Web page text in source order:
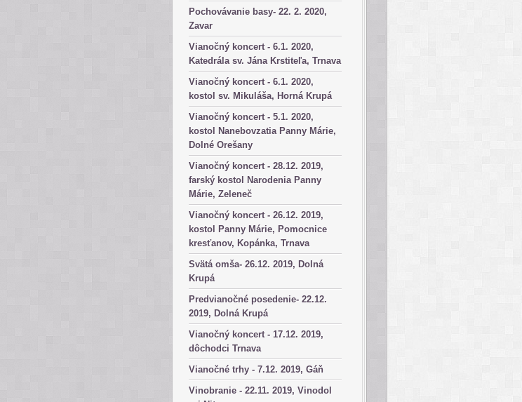
Pochovávanie basy- 22. 2. 2020,
Zavar
Vianočný koncert - 6.1. 2020,
Katedrála sv. Jána Krstiteľa, Trnava
Vianočný koncert - 6.1. 2020,
kostol sv. Mikuláša, Horná Krupá
Vianočný koncert - 5.1. 2020,
kostol Nanebovzatia Panny Márie,
Dolné Orešany
Vianočný koncert - 28.12. 2019,
farský kostol Narodenia Panny
Márie, Zeleneč
Vianočný koncert - 26.12. 2019,
kostol Panny Márie, Pomocnice
kresťanov, Kopánka, Trnava
Svätá omša- 26.12. 2019, Dolná
Krupá
Predvianočné posedenie- 22.12.
2019, Dolná Krupá
Vianočný koncert - 17.12. 2019,
dôchodci Trnava
Vianočné trhy - 7.12. 2019, Gáň
Vinobranie - 22.11. 2019, Vinodol